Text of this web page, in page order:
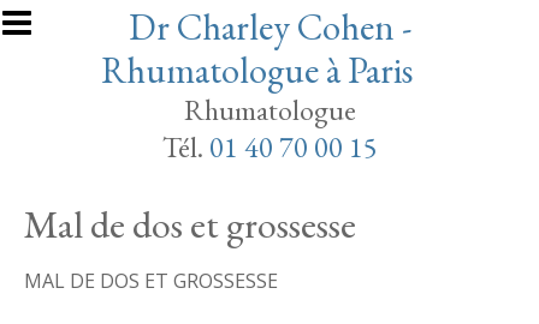
Aller au contenu principalDr Charley Cohen -
Rhumatologue à Paris
Rhumatologue
Tél. 01 40 70 00 15
Mal de dos et grossesse
MAL DE DOS ET GROSSESSE